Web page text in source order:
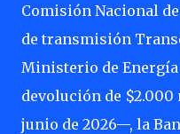
Comisión Nacional
de transmisión
Ministerio de
devolución de
junio de 2026—, la